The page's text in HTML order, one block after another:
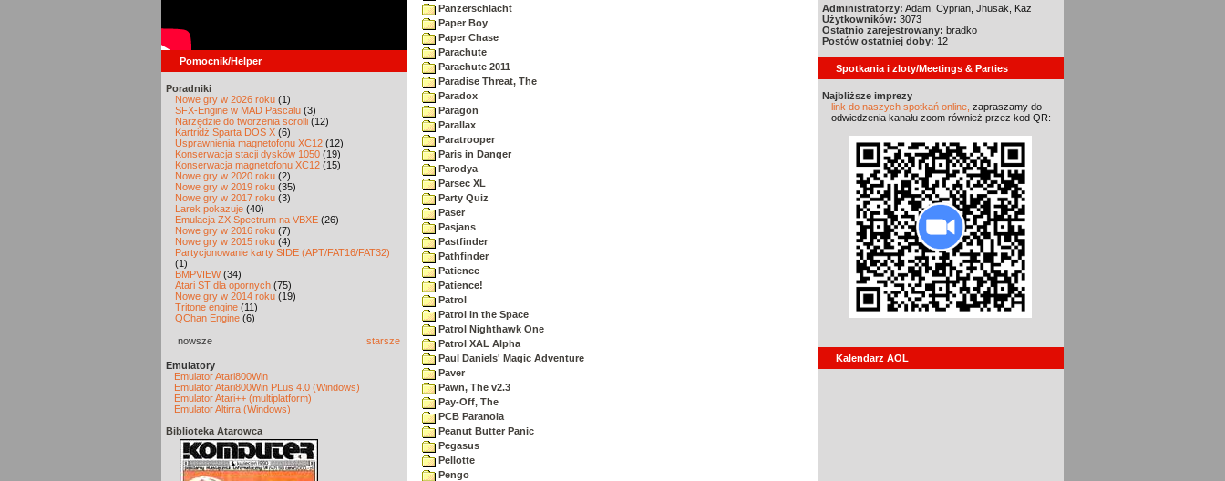
Pomocnik/Helper
Poradniki
Nowe gry w 2026 roku (1)
SFX-Engine w MAD Pascalu (3)
Narzędzie do tworzenia scrolli (12)
Kartridż Sparta DOS X (6)
Usprawnienia magnetofonu XC12 (12)
Konserwacja stacji dysków 1050 (19)
Konserwacja magnetofonu XC12 (15)
Nowe gry w 2020 roku (2)
Nowe gry w 2019 roku (35)
Nowe gry w 2017 roku (3)
Larek pokazuje (40)
Emulacja ZX Spectrum na VBXE (26)
Nowe gry w 2016 roku (7)
Nowe gry w 2015 roku (4)
Partycjonowanie karty SIDE (APT/FAT16/FAT32)
(1)
BMPVIEW(34)
Atari ST dla opornych (75)
Nowe gry w 2014 roku (19)
Tritone engine (11)
QChan Engine (6)
nowsze starsze
Emulatory
Emulator Atari800Win
Emulator Atari800Win PLus 4.0 (Windows)
Emulator Atari++ (multiplatform)
Emulator Altirra (Windows)
Biblioteka Atarowca
Panzerschlacht
Paper Boy
Paper Chase
Parachute
Parachute 2011
Paradise Threat, The
Paradox
Paragon
Parallax
Paratrooper
Paris in Danger
Parodya
Parsec XL
Party Quiz
Paser
Pasjans
Pastfinder
Pathfinder
Patience
Patience!
Patrol
Patrol in the Space
Patrol Nighthawk One
Patrol XAL Alpha
Paul Daniels' Magic Adventure
Paver
Pawn, The v2.3
Pay-Off, The
PCB Paranoia
Peanut Butter Panic
Pegasus
Pellotte
Pengo
Administratorzy: Adam, Cyprian, Jhusak, Kaz
Użytkowników: 3073
Ostatnio zarejestrowany: bradko
Postów ostatniej doby: 12
Spotkania i zloty/Meetings & Parties
Najbliższe imprezy
link do naszych spotkań online, zapraszamy do
odwiedzenia kanału zoom również przez kod QR:
Kalendarz AOL